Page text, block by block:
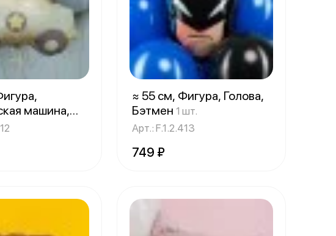
машина,
≈ 55 см, Фигура, Голова,
Бэтмен 1 шт.
Арт.: F.1.2.413
749 ₽